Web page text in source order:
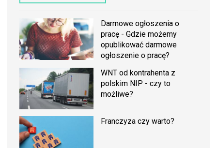
Darmowe ogłoszenia o
pracę - Gdzie możemy
opublikować darmowe
ogłoszenie o pracę?
WNT od kontrahenta z
polskim NIP - czy to
możliwe?
Franczyza czy warto?